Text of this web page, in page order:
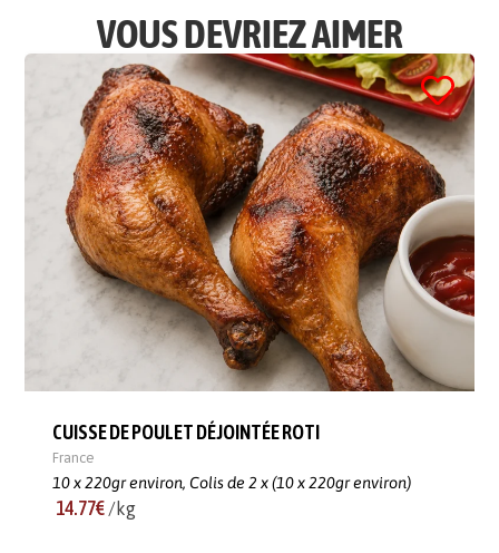
VOUS DEVRIEZ AIMER
CUISSE DE POULET DÉJOINTÉE ROTI
France
10 x 220gr environ, Colis de 2 x (10 x 220gr environ)
14.77€ /kg